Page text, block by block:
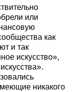
или
как
и так
искусство»,
никакого